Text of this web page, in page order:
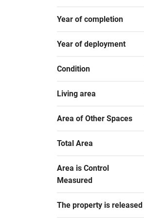
Year of completion
Year of deployment
Condition
Living area
Area of Other Spaces
Total Area
Area is Control
Measured
The property is released